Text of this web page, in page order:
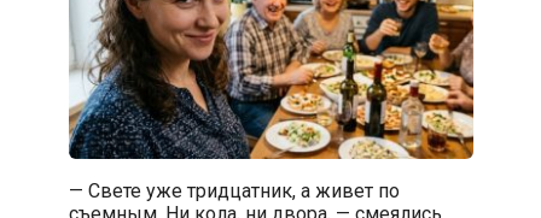
— Свете уже тридцатник, а живет по
съемным. Ни кола, ни двора, — смеялись